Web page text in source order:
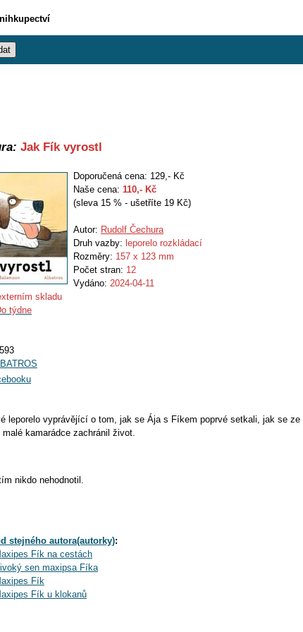
Jak Fík vyrostl
Doporučená cena: 129,- Kč
Naše cena: 110,- Kč
(sleva 15 % - ušetříte 19 Kč)
Autor: Rudolf Čechura
Druh vazby: leporelo rozkládací
Rozměry: 157 x 123 mm
Počet stran: 12
Vydáno: 2024-04-11
skladu
týdne
leporelo vyprávějící o tom, jak se Ája s Fíkem poprvé setkali, jak se ze
kamarádce zachránil život.
nikdo nehodnotil.
stejného autora(autorky):
Fík na cestách
sen maxipsa Fíka
Fík
Fík u klokanů